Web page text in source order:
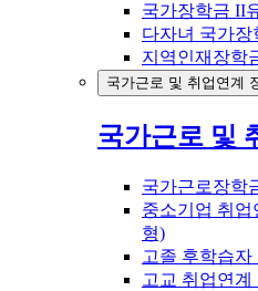
국가장학금 II
다자녀 국가장
지역인재장학
국가근로 및 취업연계
국가근로 및
국가근로장학
중소기업 취
형)
고졸 후학습
고교 취업연계